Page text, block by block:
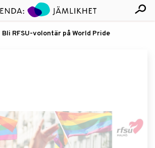
Bli RFSU-volontär på World Pride